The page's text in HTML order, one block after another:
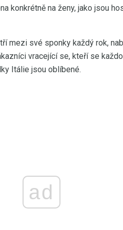
konkrétně na ženy, jako jsou
mezi své sponky každý rok,
vracející se, kteří se
Itálie jsou oblíbené.
ad